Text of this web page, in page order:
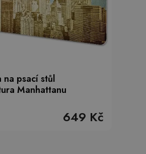
na psací stůl
Manhattanu
649 Kč